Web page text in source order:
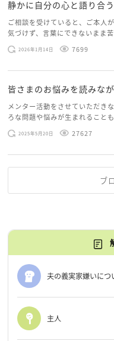
静かに自分の心と語り合
ご相談を受けていると、ご本人
気づけず、言葉にできないまま
ースがありますお悩みというの
層心理）に触れることで、まっ
2026年1月14日 7699
皆さまのお悩みを読みな
メンター活動をさせていただき
ろな問題や悩みが生まれること
のお悩みを読みながら 「みんな
だけじゃないんだな」と、逆に
2025年5月20日 27627
ブ
夫の義実家嫌いにつ
主人